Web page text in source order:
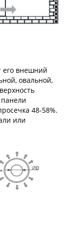
его внешний
овальной,
48-58%.
или